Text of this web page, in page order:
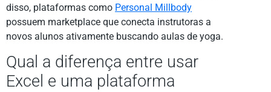
disso, plataformas como Personal Millbody
possuem marketplace que conecta instrutoras a
novos alunos ativamente buscando aulas de yoga.
Qual a diferença entre usar
Excel e uma plataforma